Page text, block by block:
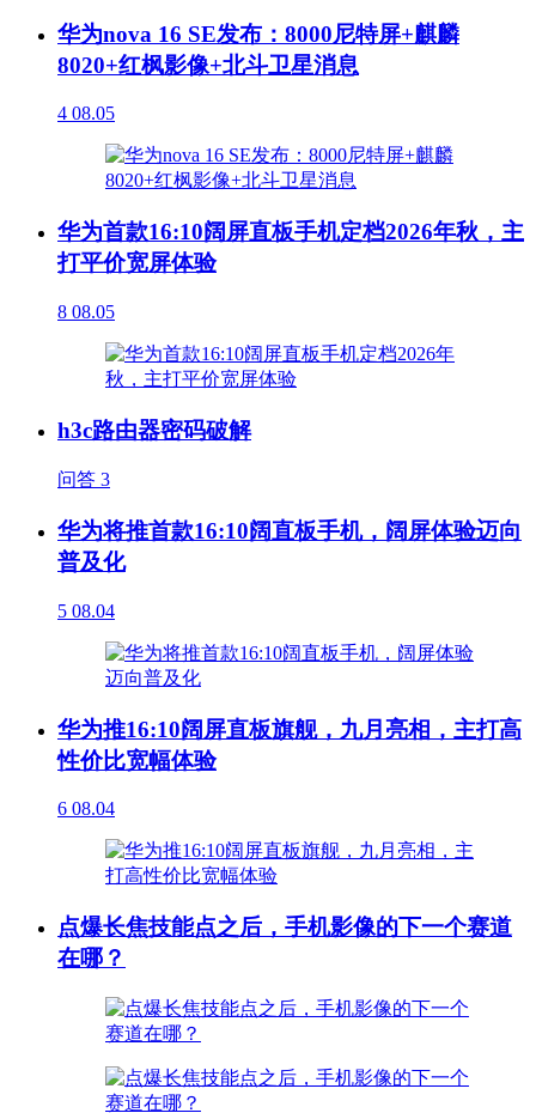
华为nova 16 SE发布：8000尼特屏+麒麟
8020+红枫影像+北斗卫星消息
4 08.05
华为首款16:10阔屏直板手机定档2026年秋，主
打平价宽屏体验
8 08.05
h3c路由器密码破解
问答 3
华为将推首款16:10阔直板手机，阔屏体验迈向
普及化
5 08.04
华为推16:10阔屏直板旗舰，九月亮相，主打高
性价比宽幅体验
6 08.04
点爆长焦技能点之后，手机影像的下一个赛道
在哪？